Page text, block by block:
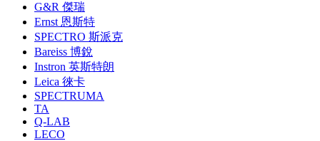
G&R 傑瑞
Ernst 恩斯特
SPECTRO 斯派克
Bareiss 博銳
Instron 英斯特朗
Leica 徠卡
SPECTRUMA
TA
Q-LAB
LECO